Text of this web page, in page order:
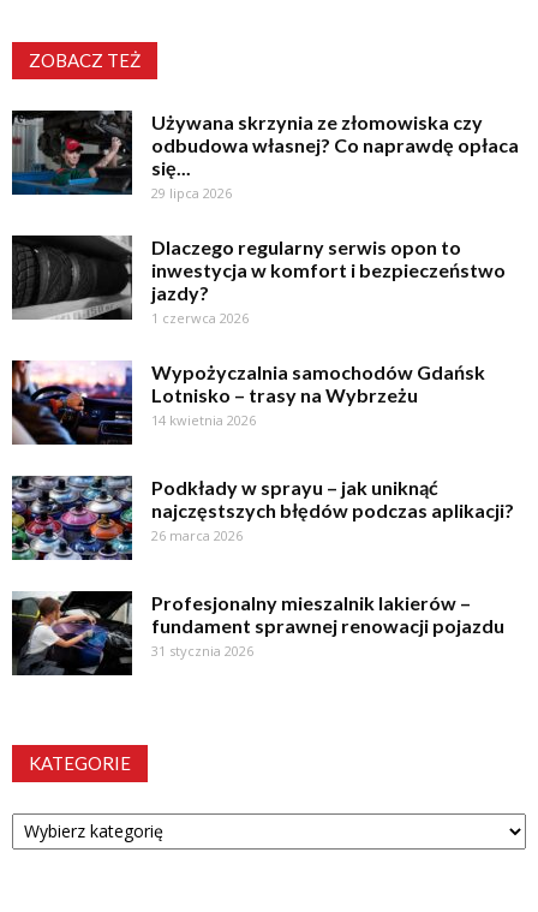
ZOBACZ TEŻ
Używana skrzynia ze złomowiska czy
odbudowa własnej? Co naprawdę opłaca
się...
29 lipca 2026
Dlaczego regularny serwis opon to
inwestycja w komfort i bezpieczeństwo
jazdy?
1 czerwca 2026
Wypożyczalnia samochodów Gdańsk
Lotnisko – trasy na Wybrzeżu
14 kwietnia 2026
Podkłady w sprayu – jak uniknąć
najczęstszych błędów podczas aplikacji?
26 marca 2026
Profesjonalny mieszalnik lakierów –
fundament sprawnej renowacji pojazdu
31 stycznia 2026
KATEGORIE
Kategorie